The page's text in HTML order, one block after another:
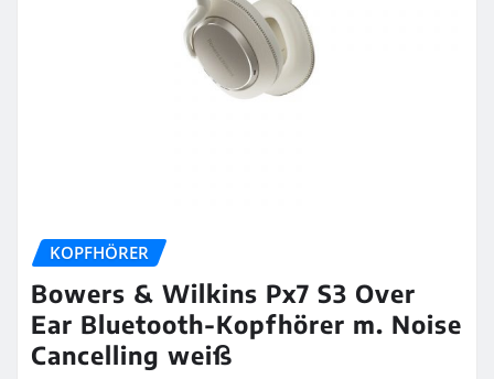
KOPFHÖRER
Bowers & Wilkins Px7 S3 Over
Ear Bluetooth-Kopfhörer m. Noise
Cancelling weiß